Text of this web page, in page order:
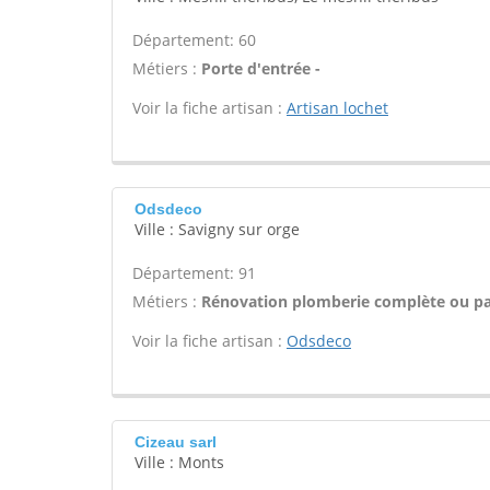
Département: 60
Métiers : Porte d'entrée -
Voir la fiche artisan : Artisan lochet
Odsdeco
Ville : Savigny sur orge
Département: 91
Métiers : Rénovation plomberie complète ou
Voir la fiche artisan : Odsdeco
Cizeau sarl
Ville : Monts